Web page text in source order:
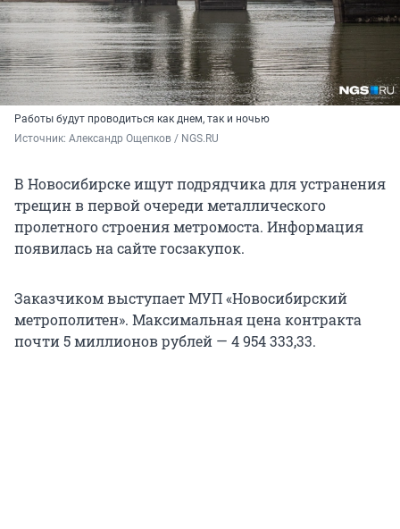
Работы будут проводиться как днем, так и ночью
Источник: Александр Ощепков / NGS.RU
В Новосибирске ищут подрядчика для устранения
трещин в первой очереди металлического
пролетного строения метромоста. Информация
появилась на сайте госзакупок.
Заказчиком выступает МУП «Новосибирский
метрополитен». Максимальная цена контракта
почти 5 миллионов рублей — 4 954 333,33.